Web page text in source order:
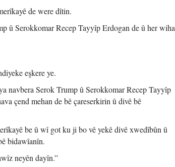
de were dîtin.
û Serokkomar Recep Tayyîp Erdogan de û her wiha
eşkere ye.
navbera Serok Trump û Serokkomar Recep Tayyîp
çend mehan de bê çareserkirin û divê bê
be û wî got ku ji bo vê yekê divê xwedîbûn û
bidawîanîn.
neyên dayîn.”